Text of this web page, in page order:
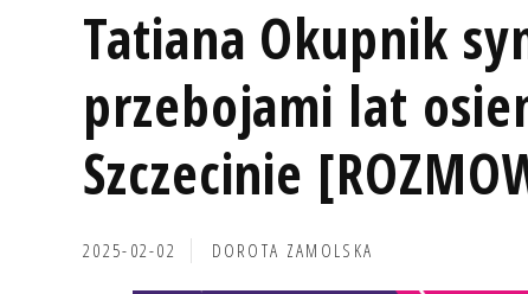
Tatiana Okupnik
przebojami lat
Szczecinie
2025-02-02 DOROTA ZAMOLSKA